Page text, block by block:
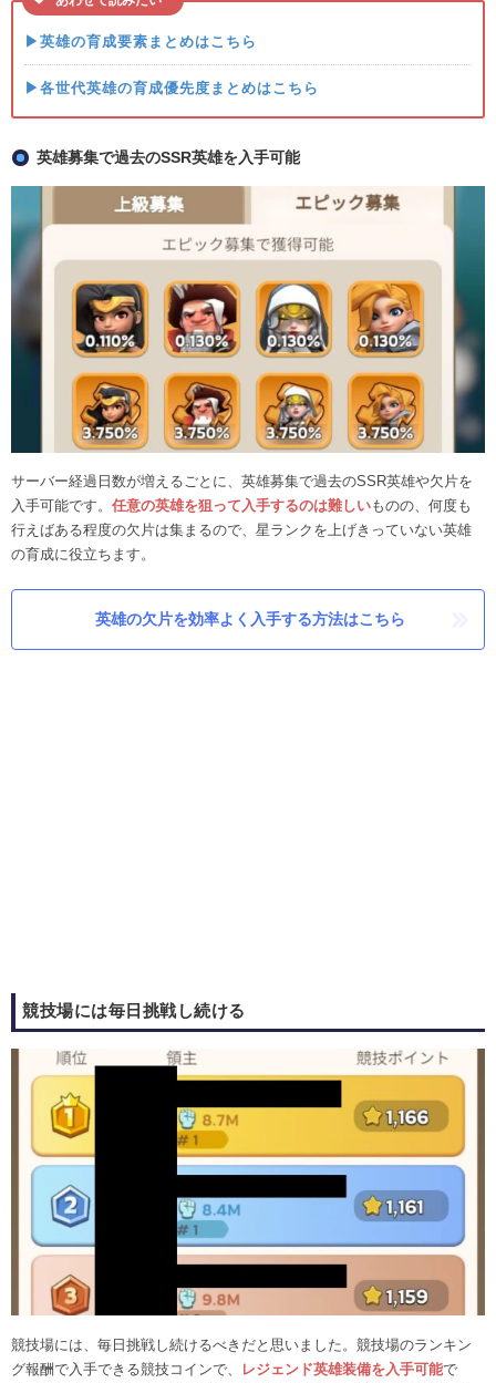
▶英雄の育成要素まとめはこちら
▶各世代英雄の育成優先度まとめはこちら
英雄募集で過去のSSR英雄を入手可能
サーバー経過日数が増えるごとに、英雄募集で過去のSSR英雄や欠片を
入手可能です。 任意の英雄を狙って入手するのは難しいものの、何度も
行えばある程度の欠片は集まるので、星ランクを上げきっていない英雄
の育成に役立ちます。
英雄の欠片を効率よく入手する方法はこちら
競技場には毎日挑戦し続ける
競技場には、毎日挑戦し続けるべきだと思いました。競技場のランキン
グ報酬で入手できる競技コインで、
レジェンド英雄装備を入手可能で